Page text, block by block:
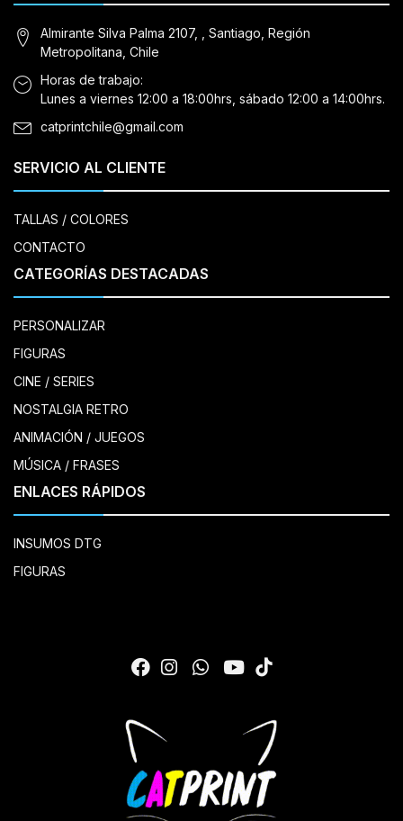
Almirante Silva Palma 2107, , Santiago, Región
Metropolitana, Chile
Horas de trabajo:
Lunes a viernes 12:00 a 18:00hrs, sábado 12:00 a 14:00hrs.
catprintchile@gmail.com
SERVICIO AL CLIENTE
TALLAS / COLORES
CONTACTO
CATEGORÍAS DESTACADAS
PERSONALIZAR
FIGURAS
CINE / SERIES
NOSTALGIA RETRO
ANIMACIÓN / JUEGOS
MÚSICA / FRASES
ENLACES RÁPIDOS
INSUMOS DTG
FIGURAS